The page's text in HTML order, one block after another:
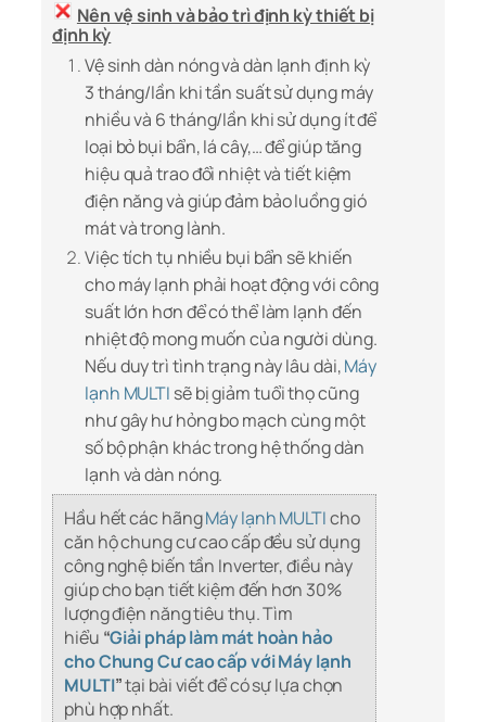
Nên vệ sinh và bảo trì định kỳ thiết bị
định kỳ
Vệ sinh dàn nóng và dàn lạnh định kỳ
3 tháng/lần khi tần suất sử dụng máy
nhiều và 6 tháng/lần khi sử dụng ít để
loại bỏ bụi bẩn, lá cây,… để giúp tăng
hiệu quả trao đổi nhiệt và tiết kiệm
điện năng và giúp đảm bảo luồng gió
mát và trong lành.
Việc tích tụ nhiều bụi bẩn sẽ khiến
cho máy lạnh phải hoạt động với công
suất lớn hơn để có thể làm lạnh đến
nhiệt độ mong muốn của người dùng.
Nếu duy trì tình trạng này lâu dài,Máy
lạnh MULTI sẽ bị giảm tuổi thọ cũng
như gây hư hỏng bo mạch cùng một
số bộ phận khác trong hệ thống dàn
lạnh và dàn nóng.
Hầu hết các hãngMáy lạnh MULTIcho
căn hộ chung cư cao cấp đều sử dụng
công nghệ biến tần Inverter, điều này
giúp cho bạn tiết kiệm đến hơn 30%
lượng điện năng tiêu thụ. Tìm
hiểu “Giải pháp làm mát hoàn hảo
cho Chung Cư cao cấp với Máy lạnh
MULTI”tại bài viết để có sự lựa chọn
phù hợp nhất.